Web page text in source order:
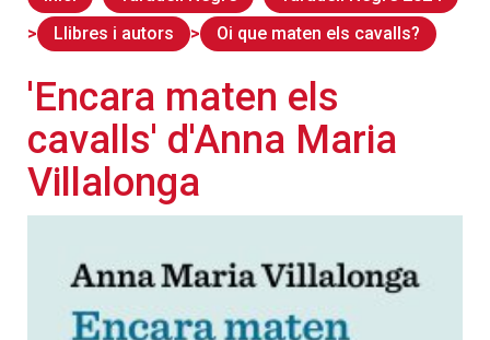
Llibres i autors
Oi que maten els cavalls?
'Encara maten els
cavalls' d'Anna Maria
Villalonga